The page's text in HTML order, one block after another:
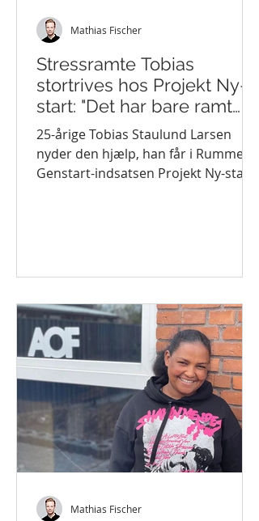
Stressramte Tobias
stortrives hos Projekt Ny-
start: "Det har bare ramt
fuldstændig rigtigt"
25-årige Tobias Staulund Larsen
nyder den hjælp, han får i Rummelig
Genstart-indsatsen Projekt Ny-start,
Mathias Fischer
Mathias Fischer